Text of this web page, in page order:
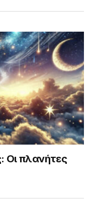
Οι πλανήτες